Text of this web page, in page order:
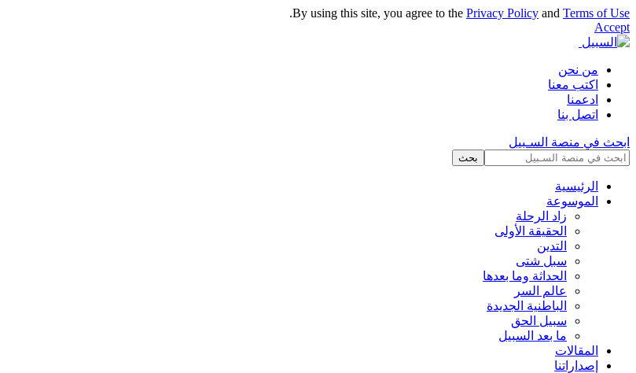
By using this site, you agree to the Privacy Policy and Terms of Use
.
Accept
من نحن
اكتب معنا
ادعمنا
اتصل بنا
ابحث في منصة السـبيل
الرئيسية
الموسوعة
زاد الرحلة
الحقيقة الأولى
التدين
سبل شتى
الحداثة وما بعدها
عالم السر
الباطنية الجديدة
سبيل الحق
ما بعد السبيل
المقالات
إصداراتنا